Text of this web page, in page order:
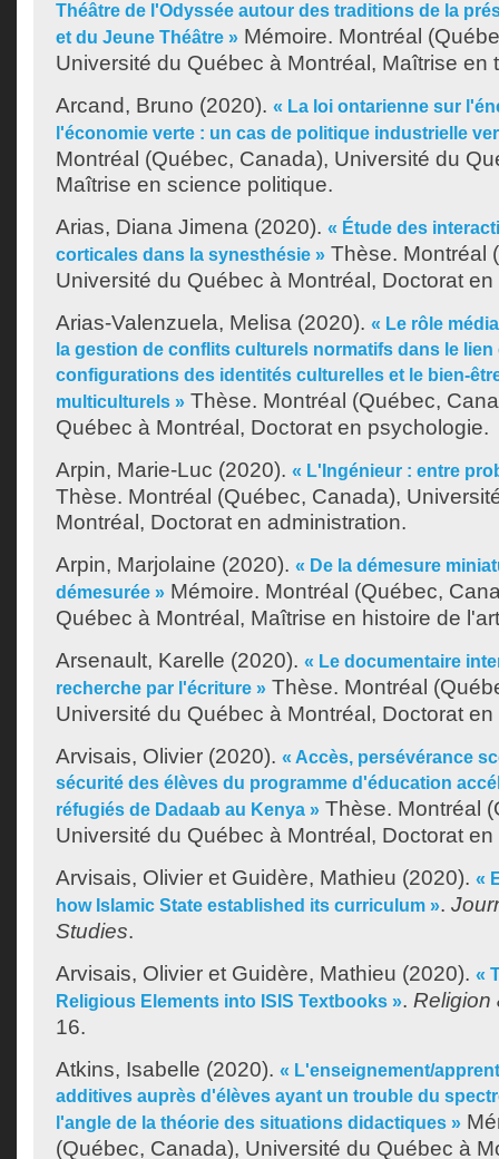
Théâtre de l'Odyssée autour des traditions de la
et du Jeune Théâtre » Mémoire. Montréal
Université du Québec à Montréal, Maîtrise en
Arcand, Bruno (2020). « La loi ontarienne sur
l'économie verte : un cas de politique industrielle
Montréal (Québec, Canada), Université du
Maîtrise en science politique.
Arias, Diana Jimena (2020). « Étude des
corticales dans la synesthésie » Thèse. Montréal
Université du Québec à Montréal, Doctorat
Arias-Valenzuela, Melisa (2020). « Le rôle
la gestion de conflits culturels normatifs dans le lien
configurations des identités culturelles et le bien-
multiculturels » Thèse. Montréal (Québec,
Québec à Montréal, Doctorat en psychologie.
Arpin, Marie-Luc (2020). « L'Ingénieur : entre
Thèse. Montréal (Québec, Canada),
Montréal, Doctorat en administration.
Arpin, Marjolaine (2020). « De la démesure
démesurée » Mémoire. Montréal (Québec,
Québec à Montréal, Maîtrise en histoire de
Arsenault, Karelle (2020). « Le documentaire
recherche par l'écriture » Thèse. Montréal
Université du Québec à Montréal, Doctorat
Arvisais, Olivier (2020). « Accès, persévérance
sécurité des élèves du programme d'éducation
réfugiés de Dadaab au Kenya » Thèse. Montréal
Université du Québec à Montréal, Doctorat
Arvisais, Olivier et Guidère, Mathieu (2020). «
how Islamic State established its curriculum ».
Studies.
Arvisais, Olivier et Guidère, Mathieu (2020). «
Religious Elements into ISIS Textbooks ». Religion
16.
Atkins, Isabelle (2020). « L'enseignement/
additives auprès d'élèves ayant un trouble du
l'angle de la théorie des situations didactiques »
(Québec, Canada), Université du Québec à